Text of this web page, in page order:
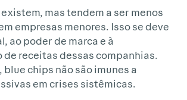
mas tendem a ser menos
empresas menores. Isso se deve
ao poder de marca e à
receitas dessas companhias.
blue chips não são imunes a
em crises sistêmicas.